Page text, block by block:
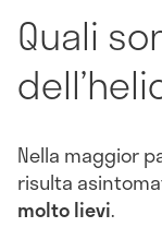
Quali
Nella maggior
risulta
molto lievi.